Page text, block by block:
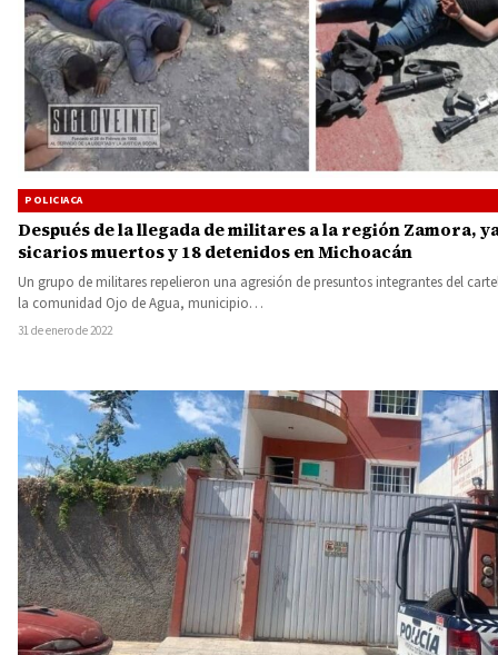
POLICIACA
Después de la llegada de militares a la región Zamora,
sicarios muertos y 18 detenidos en Michoacán
Un grupo de militares repelieron una agresión de presuntos integrantes del
la comunidad Ojo de Agua, municipio…
31 de enero de 2022